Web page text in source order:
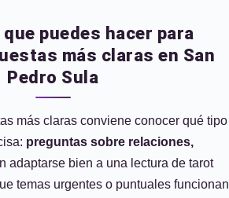
puedes hacer para
más claras en San
Pedro Sula
más claras conviene conocer qué tipo
preguntas sobre relaciones,
adaptarse bien a una lectura de tarot
temas urgentes o puntuales funcionan